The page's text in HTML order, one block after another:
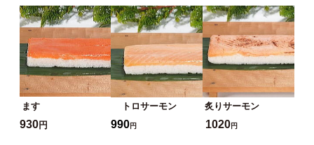
ます トロサーモン 炙りサーモン
930円 990円 1020円